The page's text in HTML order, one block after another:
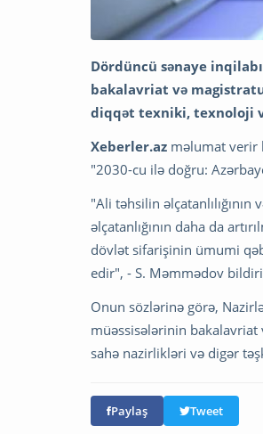
Dördüncü sənaye
bakalavriat və
diqqət texniki, texnoloji
Xeberler.az məlumat verir
"2030-cu ilə doğru:
"Ali təhsilin
əlçatanlığının daha da
dövlət sifarişinin ümumi
edir", - S. Məmmədov
Onun sözlərinə görə,
müəssisələrinin
sahə nazirlikləri və digər
Paylaş Tweet